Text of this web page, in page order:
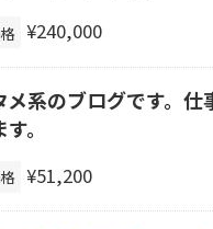
¥240,000
メ系のブログです。仕
。
¥51,200